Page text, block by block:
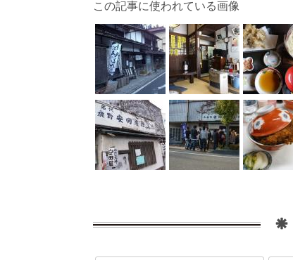
この記事に使われている画像